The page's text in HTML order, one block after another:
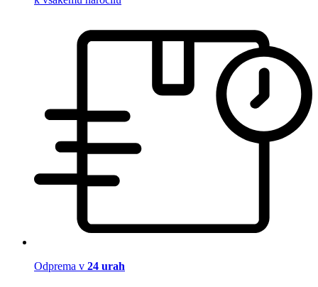
Odprema v 24 urah